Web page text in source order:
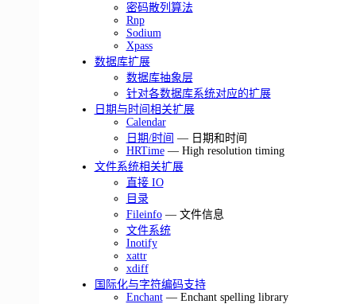
密码散列算法
Rnp
Sodium
Xpass
数据库扩展
数据库抽象层
针对各数据库系统对应的扩展
日期与时间相关扩展
Calendar
日期/时间 — 日期和时间
HRTime— High resolution timing
文件系统相关扩展
直接 IO
目录
Fileinfo— 文件信息
文件系统
Inotify
xattr
xdiff
国际化与字符编码支持
Enchant— Enchant spelling library